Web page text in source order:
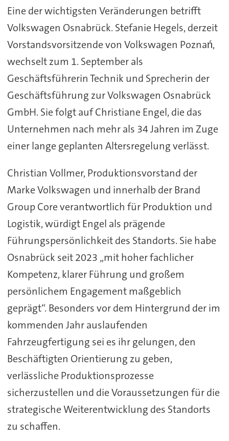
Eine der wichtigsten Veränderungen betrifft
Volkswagen Osnabrück. Stefanie Hegels, derzeit
Vorstandsvorsitzende von Volkswagen Poznań,
wechselt zum 1. September als
Geschäftsführerin Technik und Sprecherin der
Geschäftsführung zur Volkswagen Osnabrück
GmbH. Sie folgt auf Christiane Engel, die das
Unternehmen nach mehr als 34 Jahren im Zuge
einer lange geplanten Altersregelung verlässt.
Christian Vollmer, Produktionsvorstand der
Marke Volkswagen und innerhalb der Brand
Group Core verantwortlich für Produktion und
Logistik, würdigt Engel als prägende
Führungspersönlichkeit des Standorts. Sie habe
Osnabrück seit 2023 „mit hoher fachlicher
Kompetenz, klarer Führung und großem
persönlichem Engagement maßgeblich
geprägt“. Besonders vor dem Hintergrund der im
kommenden Jahr auslaufenden
Fahrzeugfertigung sei es ihr gelungen, den
Beschäftigten Orientierung zu geben,
verlässliche Produktionsprozesse
sicherzustellen und die Voraussetzungen für die
strategische Weiterentwicklung des Standorts
zu schaffen.